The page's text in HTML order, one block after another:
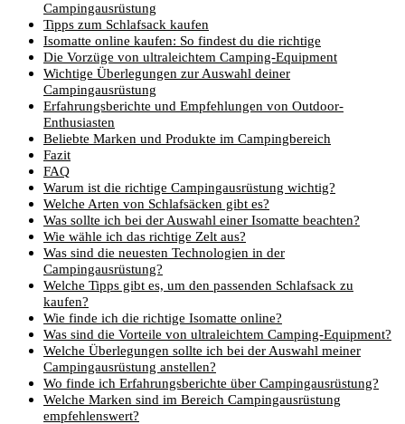
Campingausrüstung
Tipps zum Schlafsack kaufen
Isomatte online kaufen: So findest du die richtige
Die Vorzüge von ultraleichtem Camping-Equipment
Wichtige Überlegungen zur Auswahl deiner
Campingausrüstung
Erfahrungsberichte und Empfehlungen von Outdoor-
Enthusiasten
Beliebte Marken und Produkte im Campingbereich
Fazit
FAQ
Warum ist die richtige Campingausrüstung wichtig?
Welche Arten von Schlafsäcken gibt es?
Was sollte ich bei der Auswahl einer Isomatte beachten?
Wie wähle ich das richtige Zelt aus?
Was sind die neuesten Technologien in der
Campingausrüstung?
Welche Tipps gibt es, um den passenden Schlafsack zu
kaufen?
Wie finde ich die richtige Isomatte online?
Was sind die Vorteile von ultraleichtem Camping-Equipment?
Welche Überlegungen sollte ich bei der Auswahl meiner
Campingausrüstung anstellen?
Wo finde ich Erfahrungsberichte über Campingausrüstung?
Welche Marken sind im Bereich Campingausrüstung
empfehlenswert?